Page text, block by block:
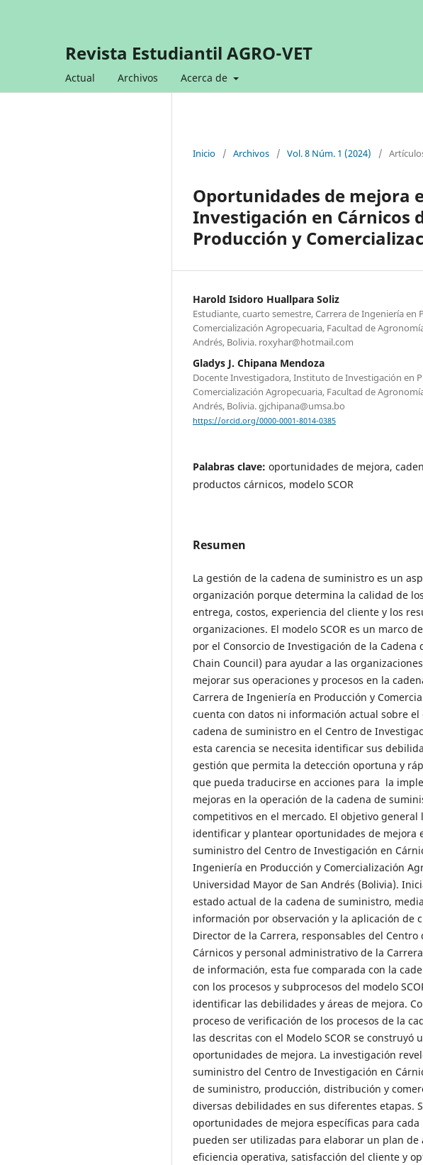
Revista Estudiantil AGRO-VET
Actual Archivos Acerca de
Inicio / Archivos / Vol. 8 Núm. 1 (2024) /
Oportunidades de mejora
Investigación en Cárnicos
Producción y
Harold Isidoro Huallpara Soliz
Estudiante, cuarto semestre, Carrera de Ingeniería en
Comercialización Agropecuaria, Facultad de
Andrés, Bolivia. roxyhar@hotmail.com
Gladys J. Chipana Mendoza
Docente Investigadora, Instituto de Investigación en
Comercialización Agropecuaria, Facultad de
Andrés, Bolivia. gjchipana@umsa.bo
https://orcid.org/0000-0001-8014-0385
Palabras clave: oportunidades de mejora,
productos cárnicos, modelo SCOR
Resumen
La gestión de la cadena de suministro es un
organización porque determina la calidad de
entrega, costos, experiencia del cliente y los
organizaciones. El modelo SCOR es un marco
por el Consorcio de Investigación de la Cadena
Chain Council) para ayudar a las
mejorar sus operaciones y procesos en la
Carrera de Ingeniería en Producción y
cuenta con datos ni información actual sobre el
cadena de suministro en el Centro de
esta carencia se necesita identificar sus
gestión que permita la detección oportuna y
que pueda traducirse en acciones para la
mejoras en la operación de la cadena de
competitivos en el mercado. El objetivo general
identificar y plantear oportunidades de mejora
suministro del Centro de Investigación en
Ingeniería en Producción y Comercialización
Universidad Mayor de San Andrés (Bolivia).
estado actual de la cadena de suministro,
información por observación y la aplicación de
Director de la Carrera, responsables del Centro
Cárnicos y personal administrativo de la
de información, esta fue comparada con la
con los procesos y subprocesos del modelo
identificar las debilidades y áreas de mejora.
proceso de verificación de los procesos de la
las descritas con el Modelo SCOR se construyó
oportunidades de mejora. La investigación
suministro del Centro de Investigación en
de suministro, producción, distribución y
diversas debilidades en sus diferentes etapas.
oportunidades de mejora específicas para cada
pueden ser utilizadas para elaborar un plan de
eficiencia operativa, satisfacción del cliente y